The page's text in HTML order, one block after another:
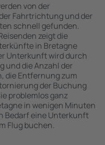
von der
Fahrtrichtung und der
schnell gefunden.
zeigt die
in Bretagne
Unterkunft wird durch
und die Anzahl der
die Entfernung zum
der Buchung
problemlos ganz
in wenigen Minuten
Bedarf eine Unterkunft
Flug buchen.